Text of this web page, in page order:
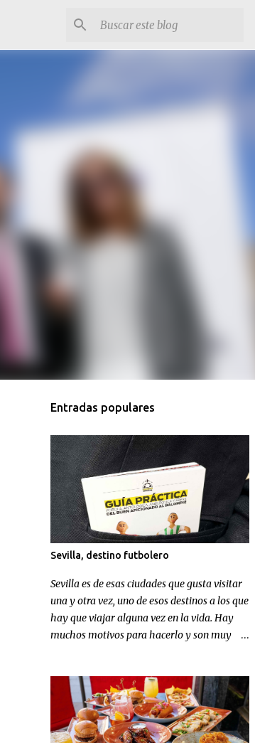
Entradas populares
Sevilla, destino futbolero
Sevilla es de esas ciudades que gusta visitar
una y otra vez, uno de esos destinos a los que
hay que viajar alguna vez en la vida. Hay
muchos motivos para hacerlo y son muy
el fútbol en Sevilla .